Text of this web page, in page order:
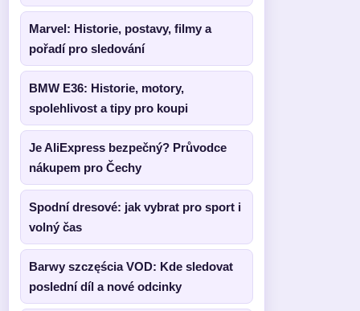
Marvel: Historie, postavy, filmy a
pořadí pro sledování
BMW E36: Historie, motory,
spolehlivost a tipy pro koupi
Je AliExpress bezpečný? Průvodce
nákupem pro Čechy
Spodní dresové: jak vybrat pro sport i
volný čas
Barwy szczęścia VOD: Kde sledovat
poslední díl a nové odcinky